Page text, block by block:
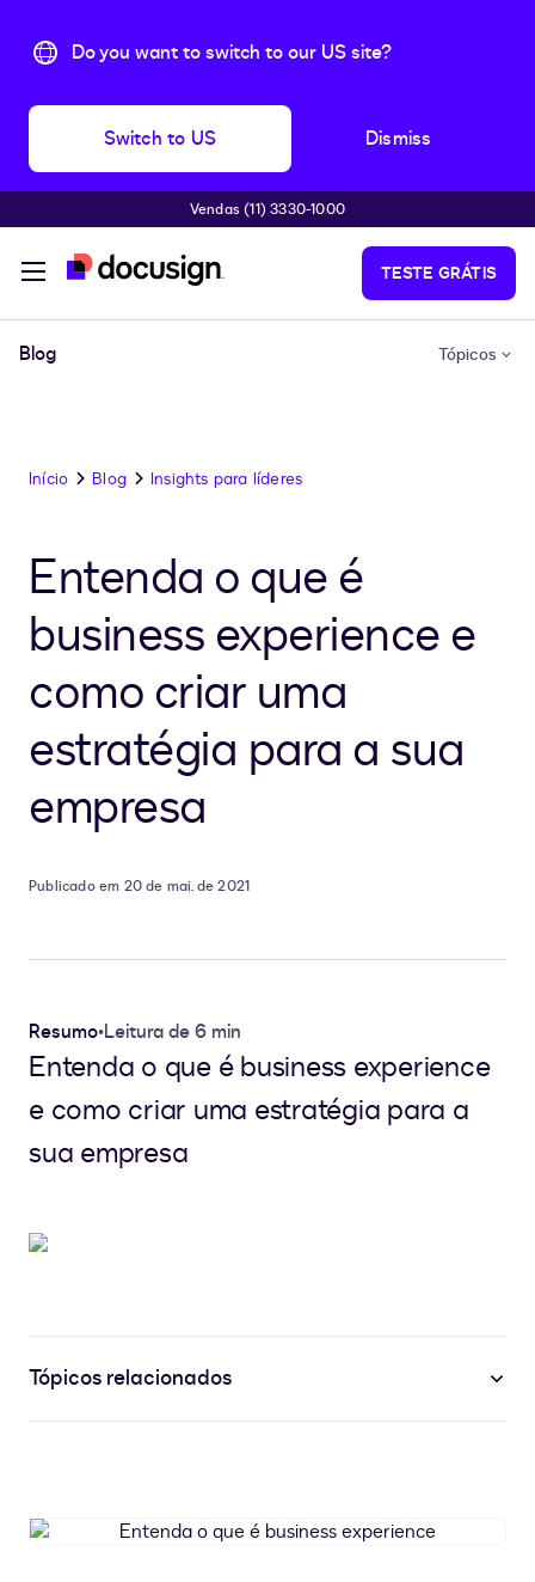
Do you want to switch to our US site?
Switch to US Dismiss
Pular para o conteúdo principal
Vendas (11) 3330-1000
TESTE GRÁTIS
Blog Tópicos
Início Blog Insights para líderes
Entenda o que é
business experience e
como criar uma
estratégia para a sua
empresa
Publicado em 20 de mai. de 2021
Resumo•Leitura de 6 min
Entenda o que é business experience
e como criar uma estratégia para a
sua empresa
Tópicos relacionados
Entenda